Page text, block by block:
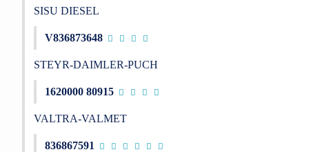
SISU DIESEL
V836873648
STEYR-DAIMLER-PUCH
1620000 80915
VALTRA-VALMET
836867591